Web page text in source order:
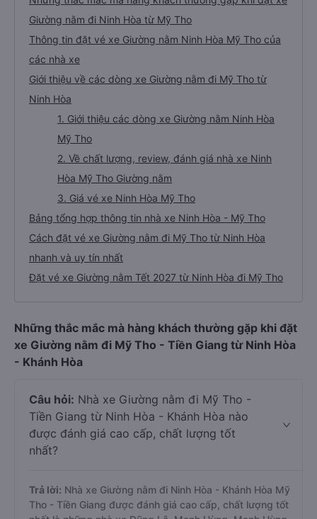
Giường nằm đi Ninh Hòa từ Mỹ Tho
Thông tin đặt vé xe Giường nằm Ninh Hòa Mỹ Tho của
các nhà xe
Giới thiệu về các dòng xe Giường nằm đi Mỹ Tho từ
Ninh Hòa
1. Giới thiệu các dòng xe Giường nằm Ninh Hòa
Mỹ Tho
2. Về chất lượng, review, đánh giá nhà xe Ninh
Hòa Mỹ Tho Giường nằm
3. Giá vé xe Ninh Hòa Mỹ Tho
Bảng tổng hợp thông tin nhà xe Ninh Hòa - Mỹ Tho
Cách đặt vé xe Giường nằm đi Mỹ Tho từ Ninh Hòa
nhanh và uy tín nhất
Đặt vé xe Giường nằm Tết 2027 từ Ninh Hòa đi Mỹ Tho
Những thắc mắc mà hàng khách thường gặp khi đặt
xe Giường nằm đi Mỹ Tho - Tiền Giang từ Ninh Hòa
- Khánh Hòa
Câu hỏi: Nhà xe Giường nằm đi Mỹ Tho -
Tiền Giang từ Ninh Hòa - Khánh Hòa nào
được đánh giá cao cấp, chất lượng tốt
nhất?
Trả lời: Nhà xe Giường nằm đi Ninh Hòa - Khánh Hòa Mỹ
Tho - Tiền Giang được đánh giá cao cấp, chất lượng tốt